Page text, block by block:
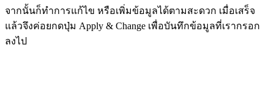
จากนั้นก็ทำการแก้ไข หรือเพิ่มข้อมูลได้ตามสะดวก เมื่อเสร็จ
แล้วจึงค่อยกดปุ่ม Apply & Change เพื่อบันทึกข้อมูลที่เรากรอก
ลงไป